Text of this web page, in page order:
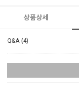
상품상세
Q&A (4)